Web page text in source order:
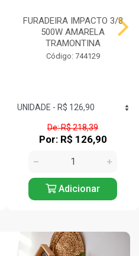
FURADEIRA IMPACTO 3/8
500W AMARELA
TRAMONTINA
Código: 744129
De: R$ 218,39
Por: R$ 126,90
Adicionar